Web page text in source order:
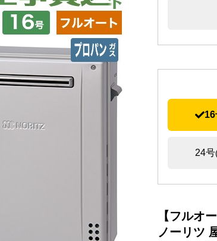
16
24号
【フルオ
ノーリツ